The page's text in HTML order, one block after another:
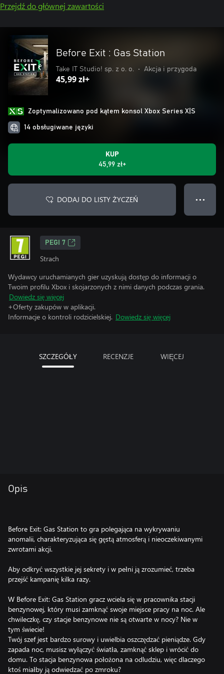
Przejdź do głównej zawartości
Before Exit : Gas Station
Take IT Studio! sp. z o. o. • Akcja i przygoda
45,99 zł+
Zoptymalizowano pod kątem konsol Xbox Series X|S
14 obsługiwane języki
KUP
45,99 zł+
DODAJ DO LISTY ŻYCZEŃ ● ● ●
PEGI 7
Strach
Wydawcy uruchamianych gier uzyskują dostęp do informacji o
Twoim profilu Xbox i skojarzonych z nimi danych podczas grania.
Dowiedz się więcej
+Oferty zakupów w aplikacji.
Informacje o kontroli rodzicielskiej. Dowiedz się więcej
SZCZEGÓŁY RECENZJE WIĘCEJ
Opis
Before Exit: Gas Station to gra polegająca na wykrywaniu
anomalii, charakteryzująca się gęstą atmosferą i nieoczekiwanymi
zwrotami akcji.
Aby odkryć wszystkie jej sekrety i w pełni ją zrozumieć, trzeba
przejść kampanię kilka razy.
W Before Exit: Gas Station gracz wciela się w pracownika stacji
benzynowej, który musi zamknąć swoje miejsce pracy na noc. Ale
chwileczkę, czy stacje benzynowe nie są otwarte w nocy? Nie w
tym świecie!
Twój szef jest bardzo surowy i uwielbia oszczędzać pieniądze. Gdy
zapada noc, musisz wyłączyć światła, zamknąć sklep i wrócić do
domu. To stacja benzynowa położona na odludziu, więc dlaczego
ktoś miałby ją odwiedzać po zmroku?